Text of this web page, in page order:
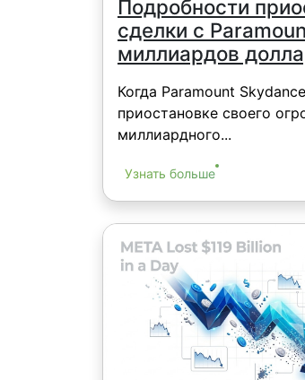
Подробности
сделки c
миллиардов
Когда Paramount
приостановке своего
миллиардного...
Узнать больше